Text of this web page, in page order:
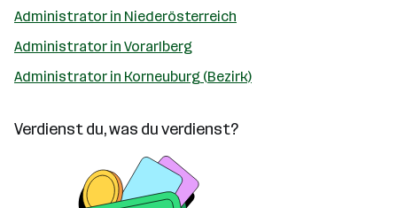
Administrator in Niederösterreich
Administrator in Vorarlberg
Administrator in Korneuburg (Bezirk)
Verdienst du, was du verdienst?